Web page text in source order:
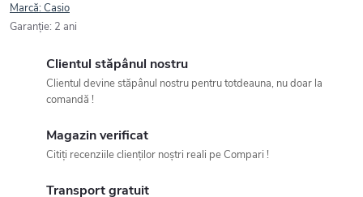
Marcă:Casio
Garanţie: 2 ani
Clientul stăpânul nostru
Clientul devine stăpânul nostru pentru totdeauna, nu doar la
comandă !
Magazin verificat
Citiți recenziile clienților noștri reali pe Compari !
Transport gratuit